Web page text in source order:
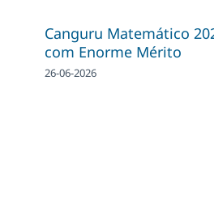
Canguru Matemático
com Enorme Mérito
26-06-2026